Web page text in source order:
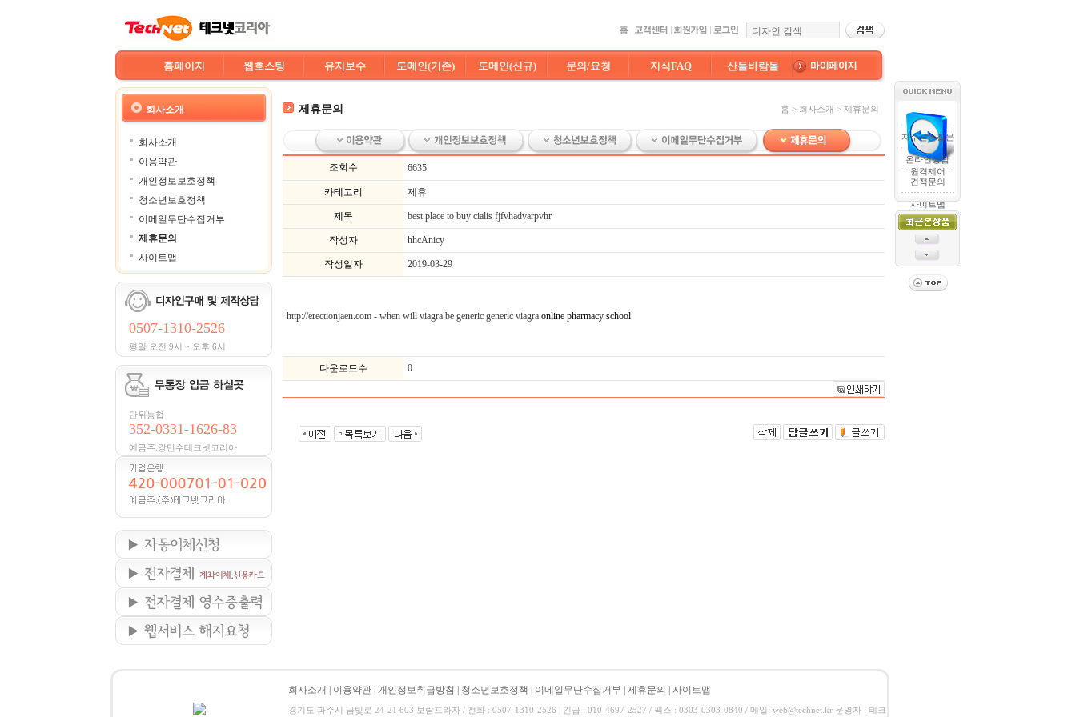
홈페이지 웹호스팅 유지보수 도메인(기존) 도메인(신규) 문의/요청 지식FAQ 산들바람몰
회사소개
회사소개
이용약관
개인정보보호정책
청소년보호정책
이메일무단수집거부
제휴문의
사이트맵
0507-1310-2526
평일 오전 9시 ~ 오후 6시
단위농협
352-0331-1626-83
예금주:강만수테크넷코리아
제휴문의 홈 > 회사소개 > 제휴문의
조회수 6635
카테고리 제휴
제목 best place to buy cialis fjfvhadvarpvhr
작성자 hhcAnicy
작성일자 2019-03-29
http://erectionjaen.com - when will viagra be generic generic viagra online pharmacy school
다운로드수 0
원격제어
자주묻는질문
온라인상담
견적문의
사이트맵
회사소개 이용약관 개인정보취급방침 청소년보호정책 이메일무단수집거부 제휴문의 사이트맵
경기도 파주시 금빛로 24-21 603 보람프라자 / 전화 : 0507-1310-2526 | 긴급 : 010-4697-2527 / 팩스 : 0303-0303-0840 / 메일: web@technet.kr 운영자 : 테크